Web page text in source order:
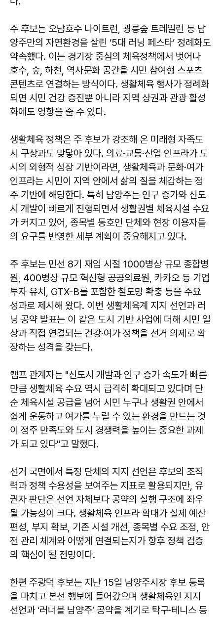
주 후보는 오남호수 나이트런, 광릉숲 트레일런 등 남
양주만의 자연환경을 살린 ‘5대 러닝 페스타’ 정례화도
약속했다. 이는 경기장 중심의 체육정책에서 벗어나
호수, 숲, 하천, 역사문화 공간을 시민 참여형 스포츠
콘텐츠로 연결하는 방식이다. 생활체육 행사가 정례화
되면 시민 건강 증진뿐 아니라 지역 상권과 관광 활성
화에도 영향을 줄 수 있다.
생활체육 정책은 주 후보가 강조해 온 미래형 자족도
시 구상과도 맞닿아 있다. 의료·교통·산업 인프라가 도
시의 외형적 성장 기반이라면, 생활체육과 문화·여가
인프라는 시민이 지역 안에서 삶의 질을 체감하는 정
주 기반에 해당한다. 특히 남양주는 인구 증가와 신도
시 개발이 빠르게 진행되면서 생활권별 체육시설 수요
가 커지고 있어, 종목별 동호인 단체와 현장 이용자들
의 요구를 반영한 세부 계획이 중요해지고 있다.
주 후보는 민선 8기 재임 시절 1000병상 규모 종합병
원, 400병상 규모 혁신형 공공의료원, 카카오 등 기업
투자 유치, GTX-B를 포함한 철도망 확충 등을 주요
성과로 제시해 왔다. 이번 생활체육계 지지 선언과 러
닝 공약 발표는 이 같은 도시 기반 사업에 더해 시민 일
상과 직접 연결되는 건강·여가 정책을 선거 의제로 확
장하는 성격을 갖는다.
캠프 관계자는 "신도시 개발과 인구 증가 속도가 빠른
만큼 생활체육 수요 역시 급격히 확대되고 있다며 단
순 체육시설 공급을 넘어 시민 누구나 생활권 안에서
쉽게 운동하고 여가를 누릴 수 있는 환경을 만드는 것
이 정주 만족도와 도시 경쟁력을 높이는 중요한 과제
가 되고 있다"고 말했다.
선거 국면에서 특정 단체의 지지 선언은 후보의 조직
력과 정책 수용성을 보여주는 지표로 활용되지만, 유
권자 판단은 선언 자체보다 공약의 실행 구조에 좌우
될 가능성이 크다. 생활체육 인프라 확대가 실제 예산
편성, 부지 확보, 기존 시설 개선, 종목별 수요 조정, 안
전 관리 체계와 어떻게 연결되는지가 향후 정책 검증
의 핵심이 될 전망이다.
한편 주광덕 후보는 지난 15일 남양주시장 후보 등록
을 마치고 본선 행보에 들어갔으며 생활체육인 지지
선언과 ‘러너블 남양주’ 공약을 계기로 탁구·테니스 등